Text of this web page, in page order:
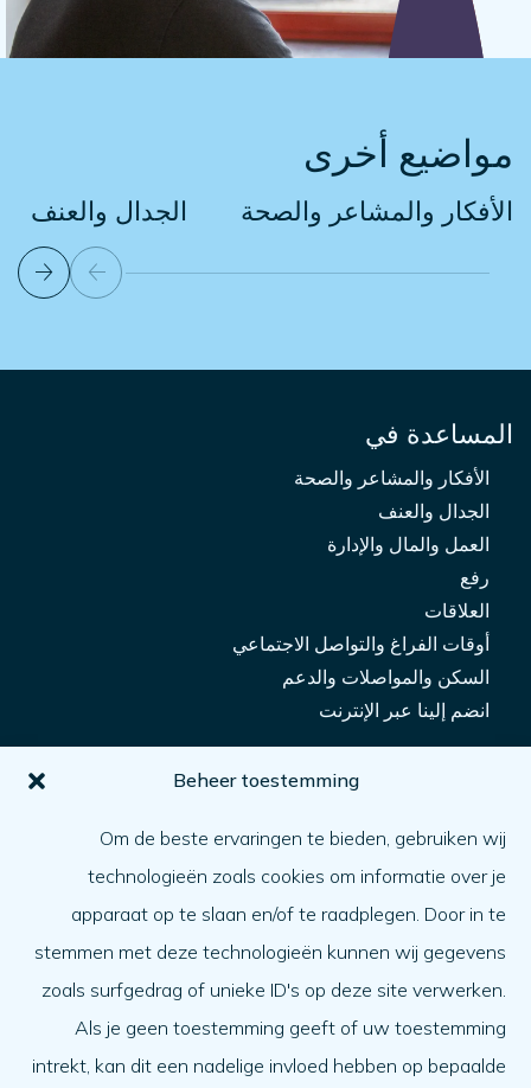
Beheer toestemming
Om de beste ervaringen te bieden, gebruiken wij
technologieën zoals cookies om informatie over je
apparaat op te slaan en/of te raadplegen. Door in te
stemmen met deze technologieën kunnen wij gegevens
zoals surfgedrag of unieke ID's op deze site verwerken.
Als je geen toestemming geeft of uw toestemming
intrekt, kan dit een nadelige invloed hebben op bepaalde
مواضيع أخرى
الأفكار والمشاعر والصحة الجدال والعنف
المساعدة في
الأفكار والمشاعر والصحة
الجدال والعنف
العمل والمال والإدارة
رفع
العلاقات
أوقات الفراغ والتواصل الاجتماعي
السكن والمواصلات والدعم
انضم إلينا عبر الإنترنت
ما الأمر
جدول الأعمال
نبذة عنا
نبذة عنا
العمل في